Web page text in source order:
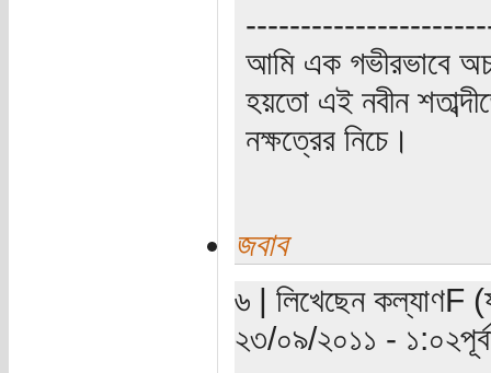
আমি এক গভীরভাবে
হয়তো এই নবীন
নক্ষত্রের নিচে।
জবাব
৬ | লিখেছেন কল্যাণF
২৩/০৯/২০১১ -